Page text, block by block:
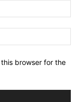
browser for the